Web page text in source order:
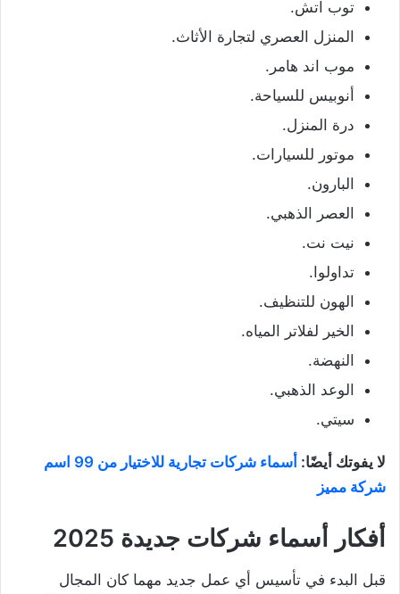
توب اتش.
المنزل العصري لتجارة الأثاث.
موب اند هامر.
أنوبيس للسياحة.
درة المنزل.
موتور للسيارات.
البارون.
العصر الذهبي.
نيت نت.
تداولوا.
الهون للتنظيف.
الخير لفلاتر المياه.
النهضة.
الوعد الذهبي.
سيتي.
لا يفوتك أيضًا:
أسماء شركات تجارية للاختيار من 99 اسم
شركة مميز
أفكار أسماء شركات جديدة 2025
قبل البدء في تأسيس أي عمل جديد مهما كان المجال